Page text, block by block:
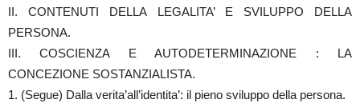
II. CONTENUTI DELLA LEGALITA’ E SVILUPPO DELLA
PERSONA.
III. COSCIENZA E AUTODETERMINAZIONE : LA
CONCEZIONE SOSTANZIALISTA.
1. (Segue) Dalla verita’all’identita’: il pieno sviluppo della persona.